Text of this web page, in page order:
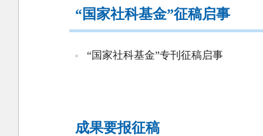
“国家社科基金”征稿启事
“国家社科基金”专刊征稿启事
成果要报征稿